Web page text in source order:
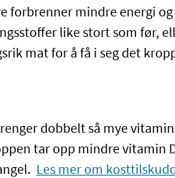
forbrenner mindre energi
like stort som før,
mat for å få i seg det
dobbelt så mye
tar opp mindre vitamin
Les mer om